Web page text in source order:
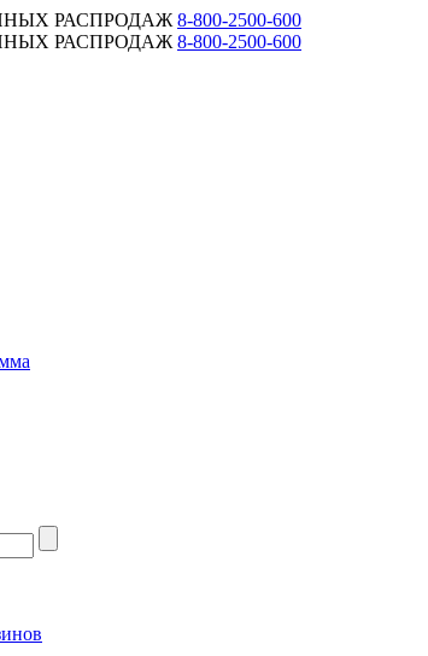
РАСПРОДАЖ 8-800-2500-600
РАСПРОДАЖ 8-800-2500-600